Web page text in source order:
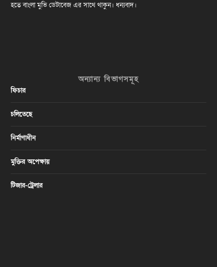
হতে বাংলা মুভি ডেটাবেজ এর সাথে থাকুন। ধন্যবাদ।
অন্যান্য বিভাগসমূহ
ফিচার
চলিতেছে
নির্মাণাধীন
মুক্তির অপেক্ষায়
টিজার-ট্রেলার